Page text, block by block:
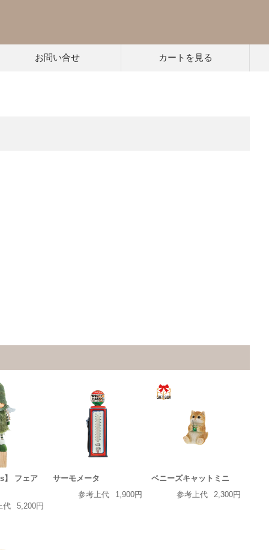
お問い合せ カートを見る
】 フェア
代 5,200円
サーモメータ
参考上代
1,900円
ベニーズキャットミニ
参考上代
2,300円